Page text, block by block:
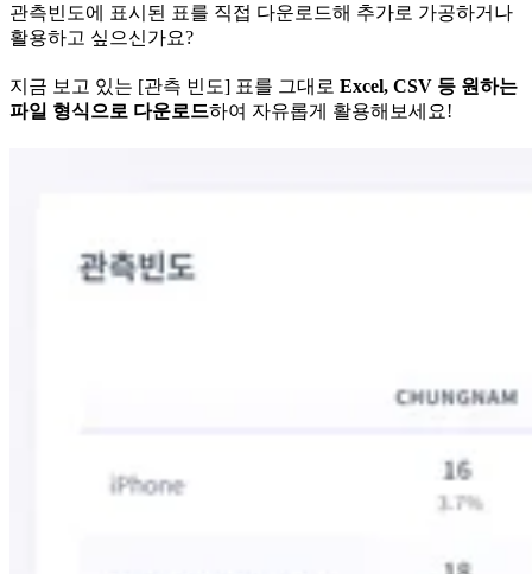
관측빈도에 표시된 표를 직접 다운로드해 추가로 가공하거나
활용하고 싶으신가요?
지금 보고 있는 [관측 빈도] 표를 그대로 Excel, CSV 등 원하는
파일 형식으로 다운로드하여 자유롭게 활용해보세요!